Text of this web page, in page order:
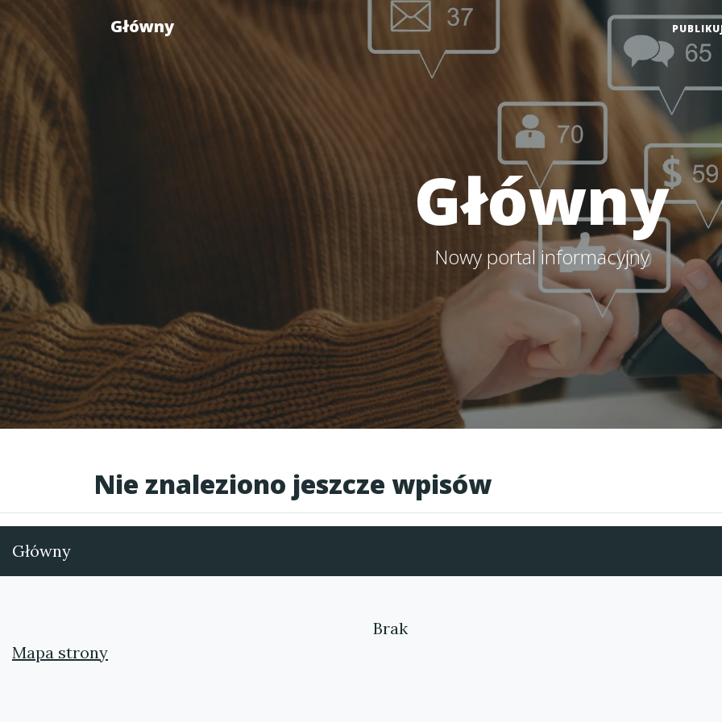
Główny
Główny
Nowy portal informacyjny
Nie znaleziono jeszcze wpisów
Główny
Mapa strony
Brak